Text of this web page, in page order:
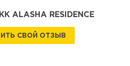
RESIDENCE
СВОЙ ОТЗЫВ